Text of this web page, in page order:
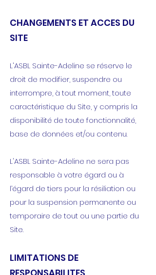
CHANGEMENTS ET ACCES DU
SITE
L'ASBL Sainte-Adeline se réserve le
droit de modifier, suspendre ou
interrompre, à tout moment, toute
caractéristique du Site, y compris la
disponibilité de toute fonctionnalité,
base de données et/ou contenu.
L'ASBL Sainte-Adeline ne sera pas
responsable à votre égard ou à
l’égard de tiers pour la résiliation ou
pour la suspension permanente ou
temporaire de tout ou une partie du
Site.
LIMITATIONS DE